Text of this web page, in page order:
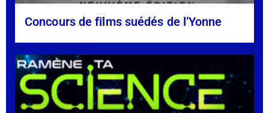
Concours de films suédés de l’Yonne